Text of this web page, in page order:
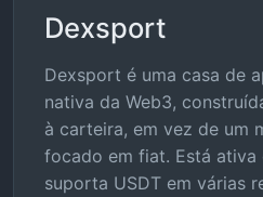
Dexsport
Dexsport é uma casa de
nativa da Web3,
à carteira, em vez de um
focado em fiat. Está ativa
suporta USDT em várias